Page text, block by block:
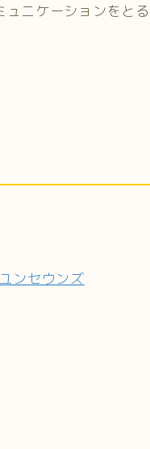
ニケーションをとる
ンセウンズ